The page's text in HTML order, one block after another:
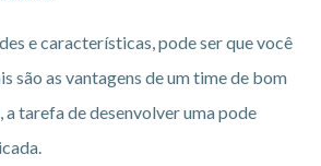
e características, pode ser que você
são as vantagens de um time de bom
a tarefa de desenvolver uma pode